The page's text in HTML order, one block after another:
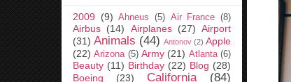
2009 (9) Ahneus (5) Air France (8)
Airbus (14) Airplanes (27) Airport
(31) Animals (44) Antonov (2) Apple
(22) Arizona (5) Army (21) Atlanta (6)
Beauty (11) Birthday (22) Blog (28)
Boeing
(23) California (84)